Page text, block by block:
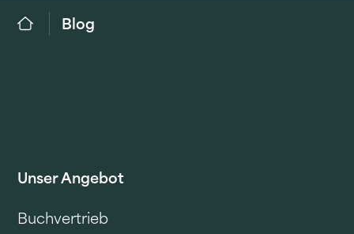
Blog
Unser Angebot
Buchvertrieb